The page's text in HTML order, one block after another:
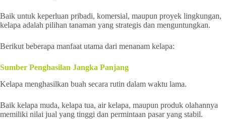
Baik untuk keperluan pribadi, komersial, maupun proyek lingkungan,
kelapa adalah pilihan tanaman yang strategis dan menguntungkan.
Berikut beberapa manfaat utama dari menanam kelapa:
Sumber Penghasilan Jangka Panjang
Kelapa menghasilkan buah secara rutin dalam waktu lama.
Baik kelapa muda, kelapa tua, air kelapa, maupun produk olahannya
memiliki nilai jual yang tinggi dan permintaan pasar yang stabil.